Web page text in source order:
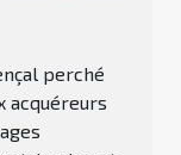
perché
acquéreurs